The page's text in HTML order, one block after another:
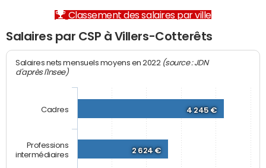
Classement des salaires par ville
Salaires par CSP à Villers-Cotterêts
Salaires nets mensuels moyens en 2022 (source : JDN
d'après l'Insee)
4 245 €
2 624 €
Cadres
Professions
intermédiaires